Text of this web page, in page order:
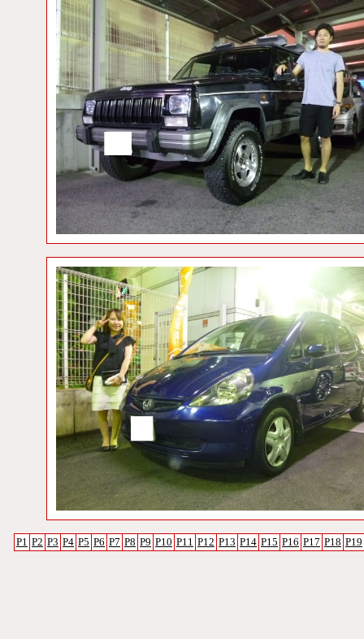
P1 P2 P3 P4 P5 P6 P7 P8 P9 P10 P11 P12 P13 P14 P15 P16 P17 P18 P19